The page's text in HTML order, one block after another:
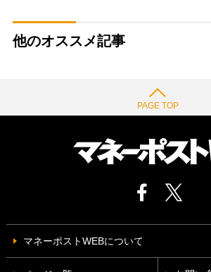
他のオススメ記事
PAGE TOP
マネーポストWEBについて